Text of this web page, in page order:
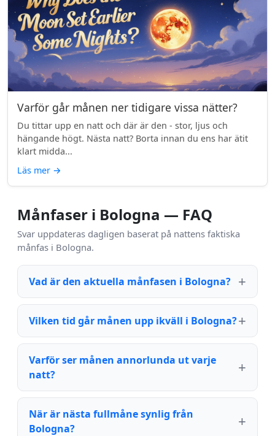
Varför går månen ner tidigare vissa nätter?
Du tittar upp en natt och där är den - stor, ljus och
hängande högt. Nästa natt? Borta innan du ens har ätit
klart midda...
Läs mer →
Månfaser i Bologna — FAQ
Svar uppdateras dagligen baserat på nattens faktiska
månfas i Bologna.
Vad är den aktuella månfasen i Bologna?
Vilken tid går månen upp ikväll i Bologna?
Varför ser månen annorlunda ut varje
natt?
När är nästa fullmåne synlig från
Bologna?